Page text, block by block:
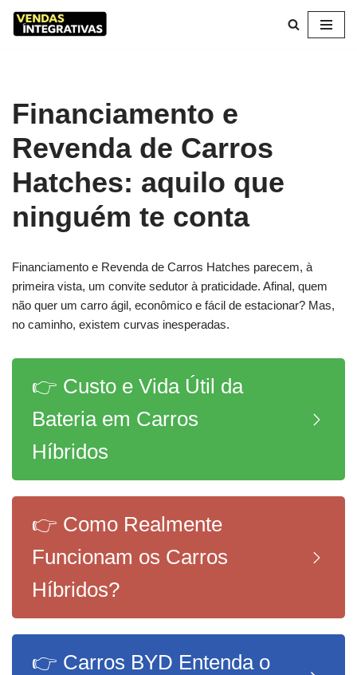
conteúdo
Financiamento e
Revenda de Carros
Hatches: aquilo que
ninguém te conta
Financiamento e Revenda de Carros Hatches parecem, à
primeira vista, um convite sedutor à praticidade. Afinal, quem
não quer um carro ágil, econômico e fácil de estacionar? Mas,
no caminho, existem curvas inesperadas.
👉 Custo e Vida Útil da
Bateria em Carros
Híbridos
👉 Como Realmente
Funcionam os Carros
Híbridos?
👉 Carros BYD Entenda o